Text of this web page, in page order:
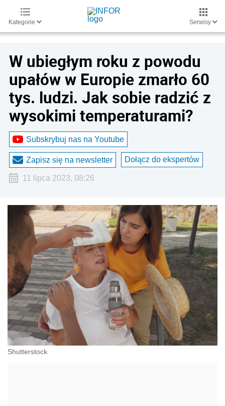
Kategorie Serwisy
W ubiegłym roku z powodu
upałów w Europie zmarło 60
tys. ludzi. Jak sobie radzić z
wysokimi temperaturami?
Subskrybuj nas na Youtube
Zapisz się na newsletter Dołącz do ekspertów
11 lipca 2023, 08:26
Shutterstock